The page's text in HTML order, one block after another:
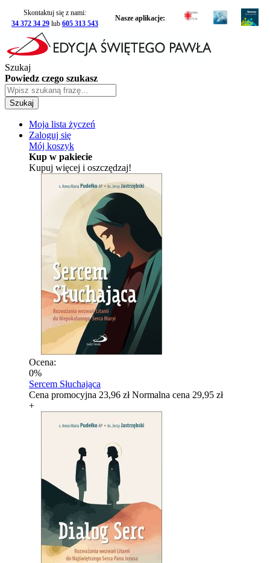
Skontaktuj się z nami:
34 372 34 29 lub 605 313 543
Nasze aplikacje:
Szukaj
Powiedz czego szukasz
Szukaj
Moja lista życzeń
Zaloguj się
Mój koszyk
Kup w pakiecie
Kupuj więcej i oszczędzaj!
Ocena:
0%
Sercem Słuchająca
Cena promocyjna 23,96 zł Normalna cena 29,95 zł
+